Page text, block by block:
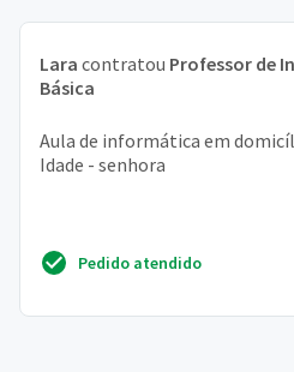
Lara contratou Professor de
Básica
Aula de informática em
Idade - senhora
Pedido atendido